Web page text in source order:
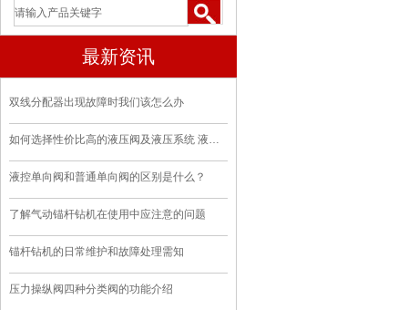
最新资讯
双线分配器出现故障时我们该怎么办
如何选择性价比高的液压阀及液压系统 液压站
液控单向阀和普通单向阀的区别是什么？
了解气动锚杆钻机在使用中应注意的问题
锚杆钻机的日常维护和故障处理需知
压力操纵阀四种分类阀的功能介绍